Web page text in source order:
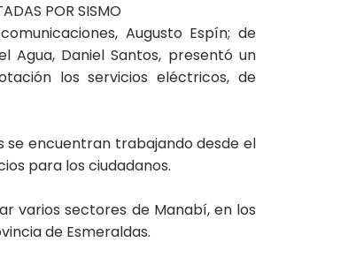
POR SISMO
Augusto Espín; de
Agua, Daniel Santos, presentó un
los servicios eléctricos, de
se encuentran trabajando desde el
para los ciudadanos.
varios sectores de Manabí, en los
de Esmeraldas.